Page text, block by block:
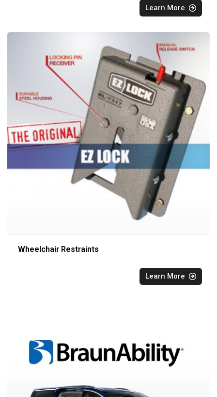
Learn More
Wheelchair Restraints
Learn More